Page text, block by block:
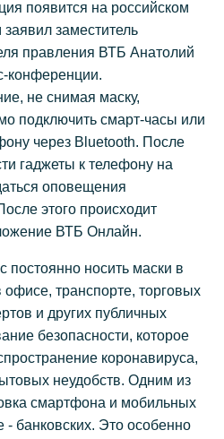
появится на российском
заместитель
правления ВТБ Анатолий
конференции.
не снимая маску,
подключить смарт-часы или
через Bluetooth. После
гаджеты к телефону на
оповещения
этого происходит
ВТБ Онлайн.
носить маски в
транспорте, торговых
и других публичных
безопасности, которое
коронавируса,
неудобств. Одним из
смартфона и мобильных
банковских. Это особенно